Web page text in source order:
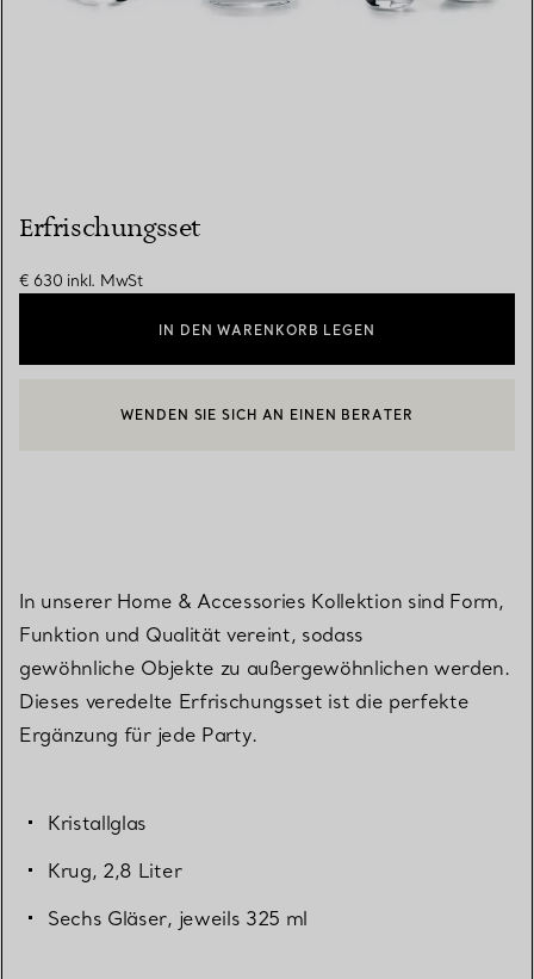
Erfrischungsset
€ 630 inkl. MwSt
IN DEN WARENKORB LEGEN
EINEN KUNDENBERATER KONTAKTIEREN ODER EINEN
WENDEN SIE SICH AN EINEN BERATER
In unserer Home & Accessories Kollektion sind Form,
Funktion und Qualität vereint, sodass
gewöhnliche Objekte zu außergewöhnlichen werden.
Dieses veredelte Erfrischungsset ist die perfekte
Ergänzung für jede Party.
Kristallglas
Krug, 2,8 Liter
Sechs Gläser, jeweils 325 ml